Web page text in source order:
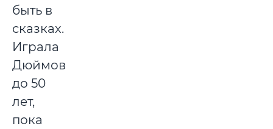
быть в
сказках.
Играла
Дюймовочку
до 50
лет,
пока